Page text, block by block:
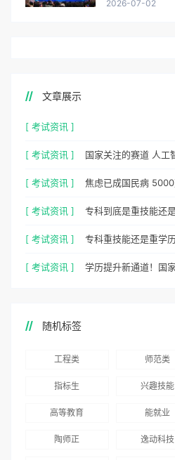
2026-07-02
文章展示
[ 考试资讯 ]
[ 考试资讯 ]
[ 考试资讯 ]
[ 考试资讯 ]
[ 考试资讯 ]
[ 考试资讯 ]
随机标签
工程类 师范类
指标生 兴趣技能
高等教育 能就业
陶师正 逸动科技